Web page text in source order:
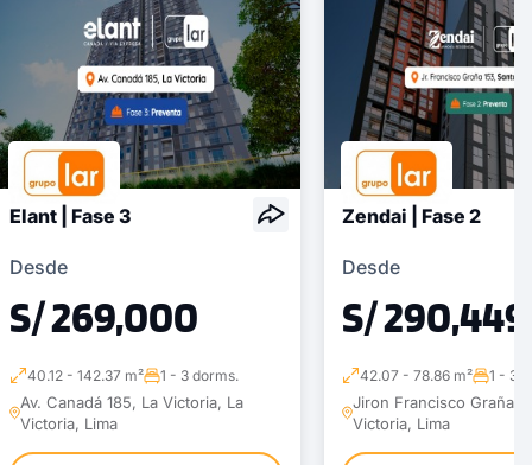
Elant | Fase 3
Desde
S/ 269,000
40.12 - 142.37 m² 1 - 3 dorms.
Av. Canadá 185, La Victoria, La
Victoria, Lima
Zendai | Fase 2
Desde
S/ 290,449
42.07 - 78.86 m² 1 - 3
Jiron Francisco Graña
Victoria, Lima